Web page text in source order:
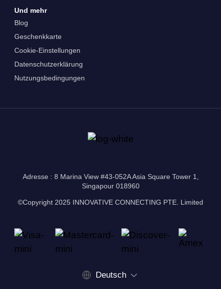
Und mehr
Blog
Geschenkkarte
Cookie-Einstellungen
Datenschutzerklärung
Nutzungsbedingungen
Adresse : 8 Marina View #43-052A Asia Square Tower 1,
Singapour 018960
©Copyright 2025 INNOVATIVE CONNECTING PTE. Limited
Deutsch